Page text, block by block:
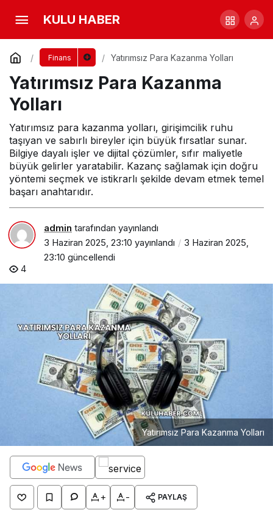
KULU HABER
Finans Yatırımsız Para Kazanma Yolları
Yatırımsız Para Kazanma
Yolları
Yatırımsız para kazanma yolları, girişimcilik ruhu
taşıyan ve sabırlı bireyler için büyük fırsatlar sunar.
Bilgiye dayalı işler ve dijital çözümler, sıfır maliyetle
büyük gelirler yaratabilir. Kazanç sağlamak için doğru
yöntemi seçmek ve istikrarlı şekilde devam etmek temel
başarı anahtarıdır.
admin tarafından yayınlandı
3 Haziran 2025, 23:10 yayınlandı
3 Haziran 2025,
23:10 güncellendi
4
Yatırımsız Para Kazanma Yolları
+ - PAYLAŞ
Yatırımsız Para Kazanma Yolları
Yorum Yap